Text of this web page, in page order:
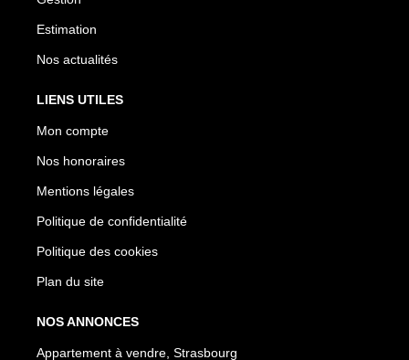
Estimation
Nos actualités
LIENS UTILES
Mon compte
Nos honoraires
Mentions légales
Politique de confidentialité
Politique des cookies
Plan du site
NOS ANNONCES
Appartement à vendre, Strasbourg